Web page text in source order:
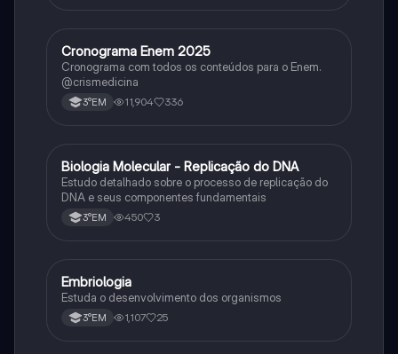
Matematica
Cronograma Enem 2025
Cronograma com todos os conteúdos para o Enem.
@crismedicina
3°EM 11,904 336
Ciência
Biologia Molecular - Replicação do DNA
Estudo detalhado sobre o processo de replicação do
DNA e seus componentes fundamentais
3°EM 450 3
Biologia
Embriologia
Estuda o desenvolvimento dos organismos
3°EM 1,107 25